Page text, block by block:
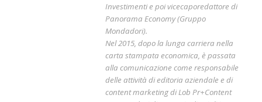
Investimenti e poi vicecaporedattore di
Panorama Economy (Gruppo
Mondadori).
Nel 2015, dopo la lunga carriera nella
carta stampata economica, è passata
alla comunicazione come responsabile
delle attività di editoria aziendale e di
content marketing di Lob Pr+Content